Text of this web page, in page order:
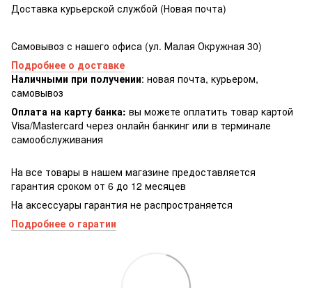
Доставка курьерской службой (Новая почта)
Самовывоз с нашего офиса (ул. Малая Окружная 30)
Подробнее о доставке
Наличными при получении: новая почта, курьером,
самовывоз
Оплата на карту банка: вы можете оплатить товар картой
Visa/Masterсard через онлайн банкинг или в терминале
самообслуживания
На все товары в нашем магазине предоставляется
гарантия сроком от 6 до 12 месяцев
На аксессуары гарантия не распространяется
Подробнее о гаратии